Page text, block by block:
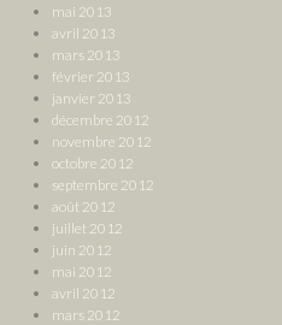
mai 2013
avril 2013
mars 2013
février 2013
janvier 2013
décembre 2012
novembre 2012
octobre 2012
septembre 2012
août 2012
juillet 2012
juin 2012
mai 2012
avril 2012
mars 2012